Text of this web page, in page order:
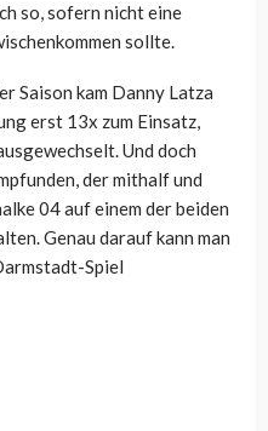
so, sofern nicht eine
sollte.
Saison kam Danny Latza
erst 13x zum Einsatz,
Und doch
der mithalf und
04 auf einem der beiden
Genau darauf kann man
Spiel